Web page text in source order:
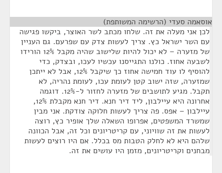
אוסאמה סעדי (הרשימה המשותפת)
לכן אני מעלה את זה. שלחו מכתב לשר האוצר, ביקשו פגישה
עם השר ישראל כץ. צריך לעשות צדק עם שפרעם. גם העניין
של מזערה – לא יכול להיות שלישוב שהיה מקבל 12% הורידו
לשבעה אחוז. כולנו התגייסנו עכשיו לעכו, ובצדק, כדי
להוסיף לו עוד חמישה אחוז כך שיקבל 12%, אבל לא ייתכן
שמזערה, שזה ישוב קטן לעומת עכו, לעומת נהריה, לא
תקבל. מגיע לתושבים של מזערה לחזור ל-12%. דוגמה
אחרונה היא עיילבון, ליד דיר חנא. דיר חנא מקבלת 12%,
עיילבון – אפס. פה צריך לעשות חלוקה צודקת. אני מבין
שמשרד המשפטים, אפרופו השאלה שלך אופיר כץ, רוצה
לעשות את זה שוויוני, עם קריטריונים וכל זה, אבל הכוונה
שלהם היא לא לחלק הטבות מס בכלל. אם היו רוצים לעשות
מבחנים וקריטריונים, מזמן היו עושים את זה.